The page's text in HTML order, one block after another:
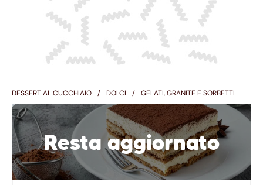
DESSERT AL CUCCHIAIO DOLCI GELATI, GRANITE E SORBETTI
Resta aggiornato